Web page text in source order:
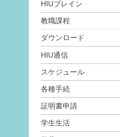
HIUブレイン
教職課程
ダウンロード
HIU通信
スケジュール
各種手続
証明書申請
学生生活